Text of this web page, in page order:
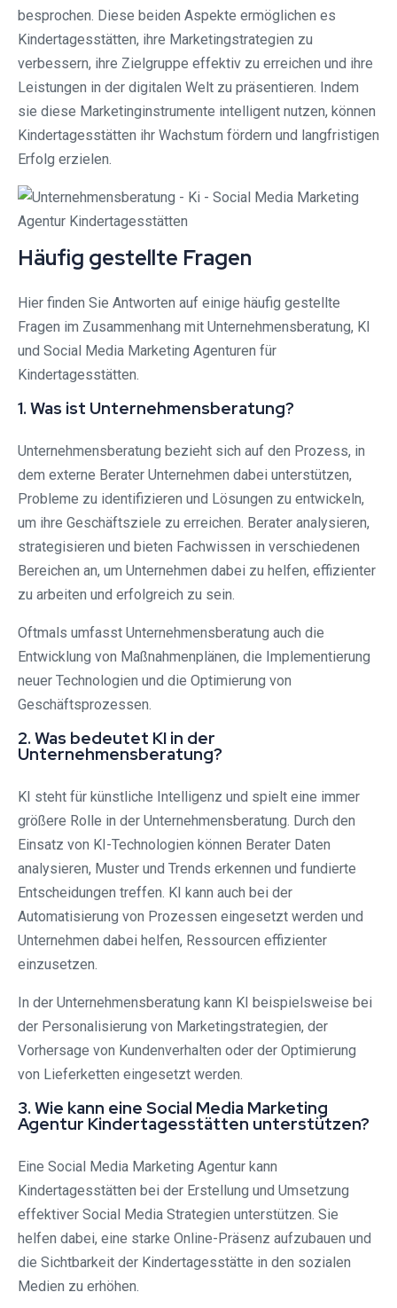
besprochen. Diese beiden Aspekte ermöglichen es
Kindertagesstätten, ihre Marketingstrategien zu
verbessern, ihre Zielgruppe effektiv zu erreichen und ihre
Leistungen in der digitalen Welt zu präsentieren. Indem
sie diese Marketinginstrumente intelligent nutzen, können
Kindertagesstätten ihr Wachstum fördern und langfristigen
Erfolg erzielen.
Häufig gestellte Fragen
Hier finden Sie Antworten auf einige häufig gestellte
Fragen im Zusammenhang mit Unternehmensberatung, KI
und Social Media Marketing Agenturen für
Kindertagesstätten.
1. Was ist Unternehmensberatung?
Unternehmensberatung bezieht sich auf den Prozess, in
dem externe Berater Unternehmen dabei unterstützen,
Probleme zu identifizieren und Lösungen zu entwickeln,
um ihre Geschäftsziele zu erreichen. Berater analysieren,
strategisieren und bieten Fachwissen in verschiedenen
Bereichen an, um Unternehmen dabei zu helfen, effizienter
zu arbeiten und erfolgreich zu sein.
Oftmals umfasst Unternehmensberatung auch die
Entwicklung von Maßnahmenplänen, die Implementierung
neuer Technologien und die Optimierung von
Geschäftsprozessen.
2. Was bedeutet KI in der
Unternehmensberatung?
KI steht für künstliche Intelligenz und spielt eine immer
größere Rolle in der Unternehmensberatung. Durch den
Einsatz von KI-Technologien können Berater Daten
analysieren, Muster und Trends erkennen und fundierte
Entscheidungen treffen. KI kann auch bei der
Automatisierung von Prozessen eingesetzt werden und
Unternehmen dabei helfen, Ressourcen effizienter
einzusetzen.
In der Unternehmensberatung kann KI beispielsweise bei
der Personalisierung von Marketingstrategien, der
Vorhersage von Kundenverhalten oder der Optimierung
von Lieferketten eingesetzt werden.
3. Wie kann eine Social Media Marketing
Agentur Kindertagesstätten unterstützen?
Eine Social Media Marketing Agentur kann
Kindertagesstätten bei der Erstellung und Umsetzung
effektiver Social Media Strategien unterstützen. Sie
helfen dabei, eine starke Online-Präsenz aufzubauen und
die Sichtbarkeit der Kindertagesstätte in den sozialen
Medien zu erhöhen.